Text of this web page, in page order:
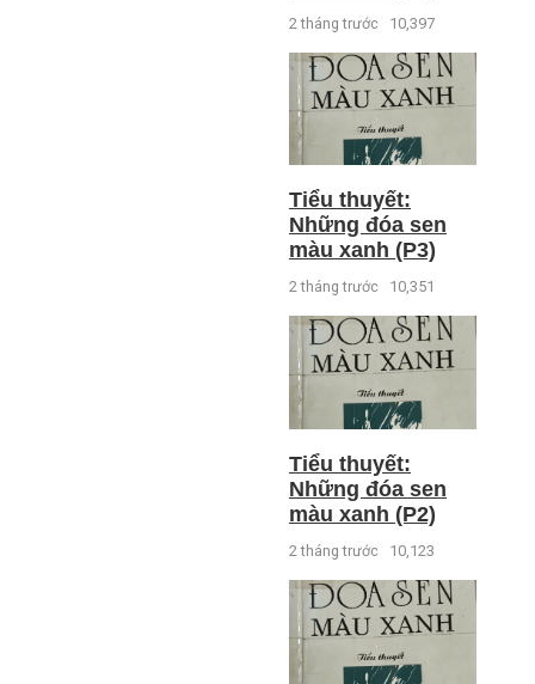
2 tháng trước 10,397
Tiểu thuyết:
Những đóa sen
màu xanh (P3)
2 tháng trước 10,351
Tiểu thuyết:
Những đóa sen
màu xanh (P2)
2 tháng trước 10,123